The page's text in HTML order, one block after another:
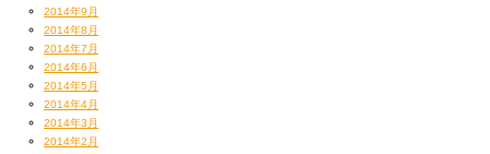
2014年9月
2014年8月
2014年7月
2014年6月
2014年5月
2014年4月
2014年3月
2014年2月